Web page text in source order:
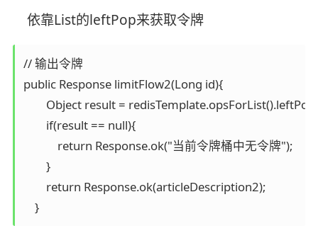
依靠List的leftPop来获取令牌
// 输出令牌
public Response limitFlow2(Long id){
Object result =
        if(result == null){
            return Response.ok("当前令牌桶中无令牌");
        }
        return Response.ok(articleDescription2);
    }